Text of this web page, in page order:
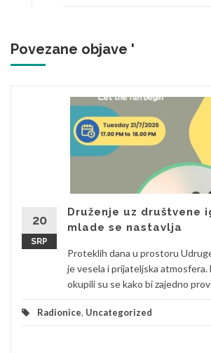
Povezane objave '
20
SRP
Druženje uz društvene
mlade se nastavlja
Proteklih dana u prostoru
je vesela i prijateljska atmosfera.
okupili su se kako bi zajedno
Radionice, Uncategorized